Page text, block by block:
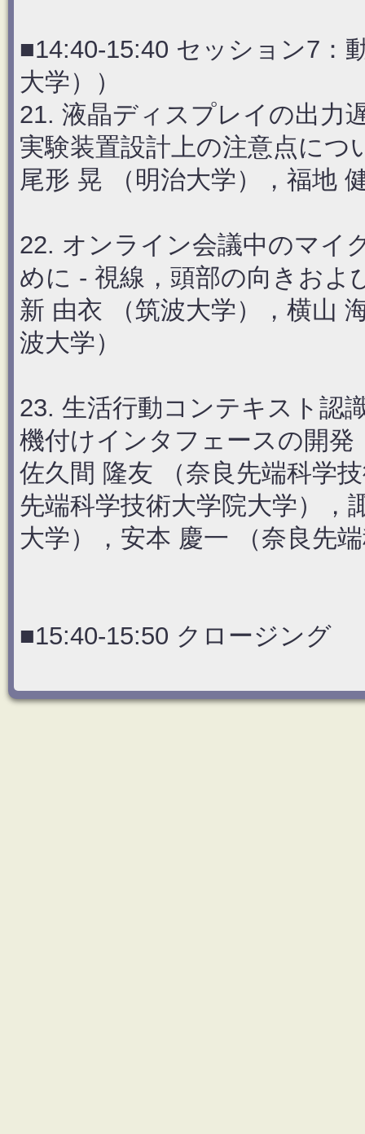
■14:40-15:40 セッション7
大学））
21. 液晶ディスプレイの出力
実験装置設計上の注意点につ
尾形 晃 （明治大学），福地
22. オンライン会議中のマイ
めに - 視線，頭部の向きおよ
新 由衣 （筑波大学），横山
波大学）
23. 生活行動コンテキスト認
機付けインタフェースの開発
佐久間 隆友 （奈良先端科学
先端科学技術大学院大学），
大学），安本 慶一 （奈良先
■15:40-15:50 クロージング